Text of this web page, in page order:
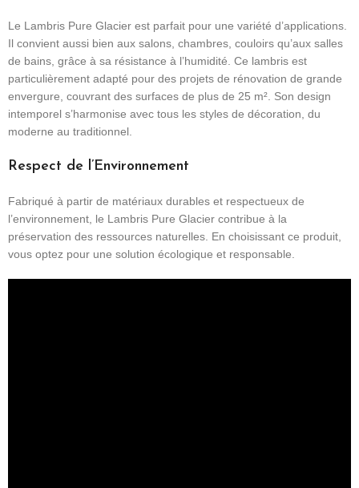
Le Lambris Pure Glacier est parfait pour une variété d’applications.
Il convient aussi bien aux salons, chambres, couloirs qu’aux salles
de bains, grâce à sa résistance à l’humidité. Ce lambris est
particulièrement adapté pour des projets de rénovation de grande
envergure, couvrant des surfaces de plus de 25 m². Son design
intemporel s’harmonise avec tous les styles de décoration, du
moderne au traditionnel.
Respect de l’Environnement
Fabriqué à partir de matériaux durables et respectueux de
l’environnement, le Lambris Pure Glacier contribue à la
préservation des ressources naturelles. En choisissant ce produit,
vous optez pour une solution écologique et responsable.